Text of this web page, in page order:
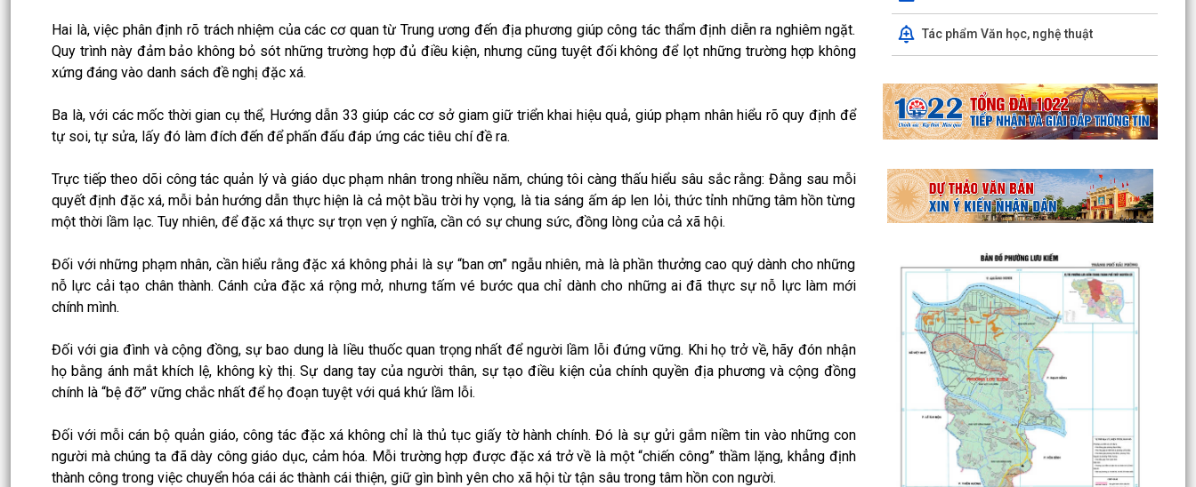
Hai là, việc phân định rõ trách nhiệm của các cơ quan từ Trung ương đến địa phương giúp công tác thẩm định diễn ra nghiêm ngặt.
Quy trình này đảm bảo không bỏ sót những trường hợp đủ điều kiện, nhưng cũng tuyệt đối không để lọt những trường hợp không
xứng đáng vào danh sách đề nghị đặc xá.
Ba là, với các mốc thời gian cụ thể, Hướng dẫn 33 giúp các cơ sở giam giữ triển khai hiệu quả, giúp phạm nhân hiểu rõ quy định để
tự soi, tự sửa, lấy đó làm đích đến để phấn đấu đáp ứng các tiêu chí đề ra.
Trực tiếp theo dõi công tác quản lý và giáo dục phạm nhân trong nhiều năm, chúng tôi càng thấu hiểu sâu sắc rằng: Đằng sau mỗi
quyết định đặc xá, mỗi bản hướng dẫn thực hiện là cả một bầu trời hy vọng, là tia sáng ấm áp len lỏi, thức tỉnh những tâm hồn từng
một thời lầm lạc. Tuy nhiên, để đặc xá thực sự trọn vẹn ý nghĩa, cần có sự chung sức, đồng lòng của cả xã hội.
Đối với những phạm nhân, cần hiểu rằng đặc xá không phải là sự “ban ơn” ngẫu nhiên, mà là phần thưởng cao quý dành cho những
nỗ lực cải tạo chân thành. Cánh cửa đặc xá rộng mở, nhưng tấm vé bước qua chỉ dành cho những ai đã thực sự nỗ lực làm mới
chính mình.
Đối với gia đình và cộng đồng, sự bao dung là liều thuốc quan trọng nhất để người lầm lỗi đứng vững. Khi họ trở về, hãy đón nhận
họ bằng ánh mắt khích lệ, không kỳ thị. Sự dang tay của người thân, sự tạo điều kiện của chính quyền địa phương và cộng đồng
chính là “bệ đỡ” vững chắc nhất để họ đoạn tuyệt với quá khứ lầm lỗi.
Đối với mỗi cán bộ quản giáo, công tác đặc xá không chỉ là thủ tục giấy tờ hành chính. Đó là sự gửi gắm niềm tin vào những con
người mà chúng ta đã dày công giáo dục, cảm hóa. Mỗi trường hợp được đặc xá trở về là một “chiến công” thầm lặng, khẳng định
thành công trong việc chuyển hóa cái ác thành cái thiện, giữ gìn bình yên cho xã hội từ tận sâu trong tâm hồn con người.
Tác phẩm Văn học, nghệ thuật
CHỨC PHIÊN HỌP THƯỜNG KỲ THÁNG 8 NĂM
2026
UBND PHƯỜNG LƯU KIẾM TỔ CHỨC PHIÊN HỌP
THƯỜNG KỲ THÁNG 8 NĂM 2026
UBDN phường Lưu Kiếm thông báo Về việc niêm
yết công khai kết quả kiểm tra hồ sơ đăng ký,
cấp Giấy...
UBND phường Lưu Kiếm thông báo Về việc niêm
yết công khai kết quả kiểm tra hồ sơ đăng ký,